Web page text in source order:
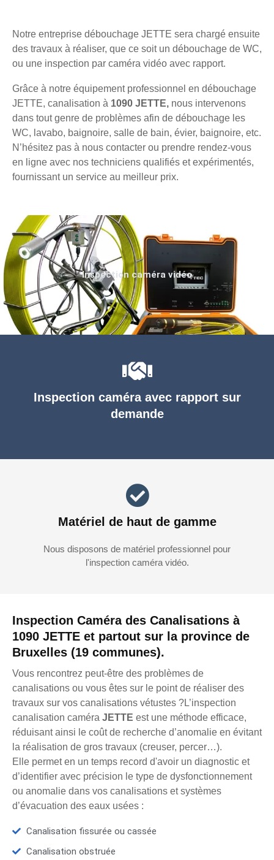
Notre entreprise débouchage JETTE sera chargé ensuite
des travaux à réaliser, que ce soit un débouchage de WC,
ou une inspection par caméra vidéo avec rapport.
Grâce à notre équipement professionnel en débouchage
JETTE, canalisation à 1090 JETTE, nous intervenons
dans tout genre de problèmes afin de débouchage les
WC, lavabo, baignoire, salle de bain, évier, baignoire, etc.
N’hésitez pas à nous contacter ou prendre rendez-vous
en ligne avec nos techniciens qualifiés et expérimentés,
fournissant un service au meilleur prix.
Inspection Caméra des Canalisations à
1090 JETTE et partout sur la province de
Bruxelles (19 communes).
Vous rencontrez peut-être des problèmes de
canalisations ou vous êtes sur le point de réaliser des
travaux sur vos canalisations vétustes ?L’inspection
canalisation caméra JETTE est une méthode efficace,
réduisant ainsi le coût de recherche d’anomalie en évitant
la réalisation de gros travaux (creuser, percer…).
Elle permet en un temps record d'avoir un diagnostic et
d’identifier avec précision le type de dysfonctionnement
ou anomalie dans vos canalisations et systèmes
d’évacuation des eaux usées :
Canalisation fissurée ou cassée
Canalisation obstruée
Inspection caméra avec rapport sur
demande
Matériel de haut de gamme
Nous disposons de matériel professionnel pour
l'inspection caméra vidéo.
Inspection caméra vidéo